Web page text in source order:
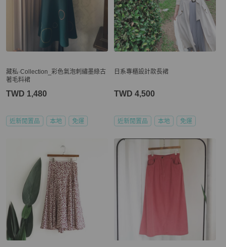
藏私·Collection_彩色氣泡刺繡墨綠古
著毛料裙
TWD 1,480
近新閒置品 本地 免運
日系專櫃設計款長裙
TWD 4,500
近新閒置品 本地 免運